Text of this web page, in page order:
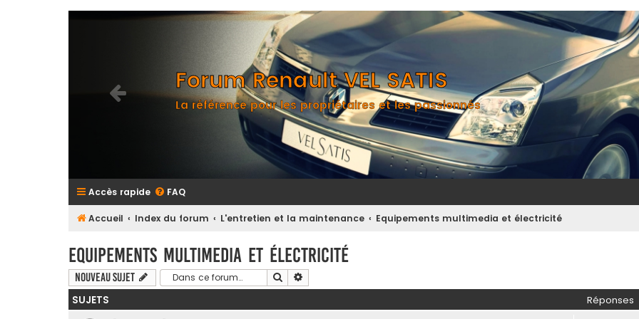
Forum Renault VEL SATIS
La référence pour les propriétaires et les passionnés
Accès rapide FAQ
Accueil Index du forum L'entretien et la maintenance Equipements multimedia et électricité
Equipements multimedia et électricité
Nouveau sujet Rechercher
SUJETS Réponses